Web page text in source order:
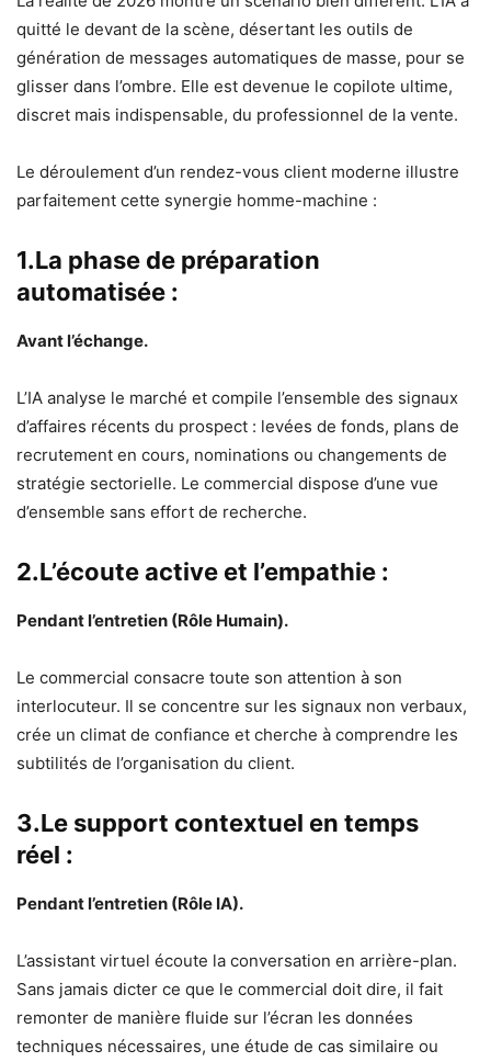
quitté le devant de la scène, désertant les outils de
génération de messages automatiques de masse, pour se
glisser dans l’ombre. Elle est devenue le copilote ultime,
discret mais indispensable, du professionnel de la vente.
Le déroulement d’un rendez-vous client moderne illustre
parfaitement cette synergie homme-machine :
1.La phase de préparation
automatisée :
Avant l’échange.
L’IA analyse le marché et compile l’ensemble des signaux
d’affaires récents du prospect : levées de fonds, plans de
recrutement en cours, nominations ou changements de
stratégie sectorielle. Le commercial dispose d’une vue
d’ensemble sans effort de recherche.
2.L’écoute active et l’empathie :
Pendant l’entretien (Rôle Humain).
Le commercial consacre toute son attention à son
interlocuteur. Il se concentre sur les signaux non verbaux,
crée un climat de confiance et cherche à comprendre les
subtilités de l’organisation du client.
3.Le support contextuel en temps
réel :
Pendant l’entretien (Rôle IA).
L’assistant virtuel écoute la conversation en arrière-plan.
Sans jamais dicter ce que le commercial doit dire, il fait
remonter de manière fluide sur l’écran les données
techniques nécessaires, une étude de cas similaire ou